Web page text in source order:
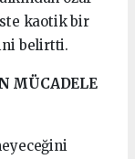
kaotik bir
belirtti.
MÜCADELE